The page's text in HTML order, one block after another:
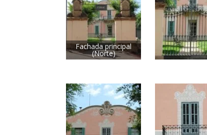
Fachada principal
(Norte)